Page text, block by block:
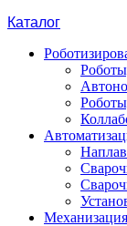
Каталог
Механизация